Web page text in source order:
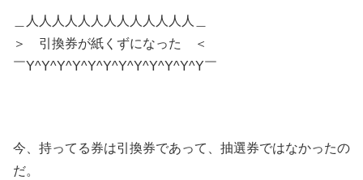
＿人人人人人人人人人人人人人＿
＞ 引換券が紙くずになった ＜
￣Y^Y^Y^Y^Y^Y^Y^Y^Y^Y^Y^Y￣
今、持ってる券は引換券であって、抽選券ではなかったの
だ。